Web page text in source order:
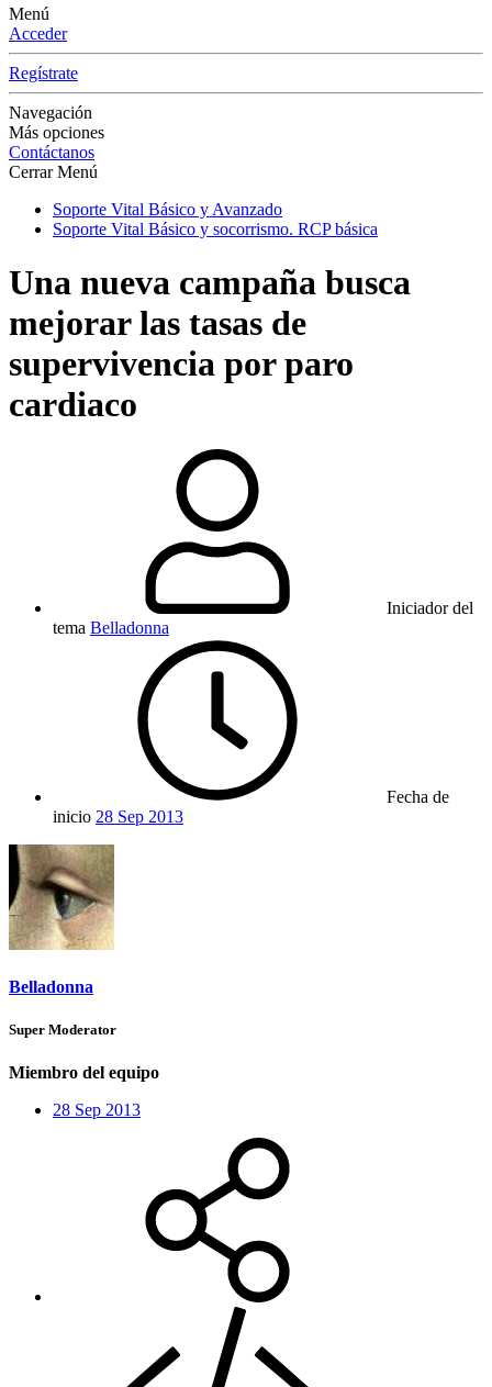
Menú
Acceder
Regístrate
Navegación
Más opciones
Contáctanos
Cerrar Menú
Soporte Vital Básico y Avanzado
Soporte Vital Básico y socorrismo. RCP básica
Una nueva campaña busca
mejorar las tasas de
supervivencia por paro
cardiaco
Iniciador del
tema Belladonna
Fecha de
inicio 28 Sep 2013
Belladonna
Super Moderator
Miembro del equipo
28 Sep 2013